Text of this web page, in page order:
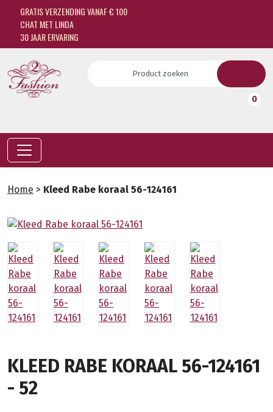
GRATIS VERZENDING VANAF € 100
CHAT MET LINDA
30 JAAR ERVARING
0
Home > Kleed Rabe koraal 56-124161
KLEED RABE KORAAL 56-124161
- 52